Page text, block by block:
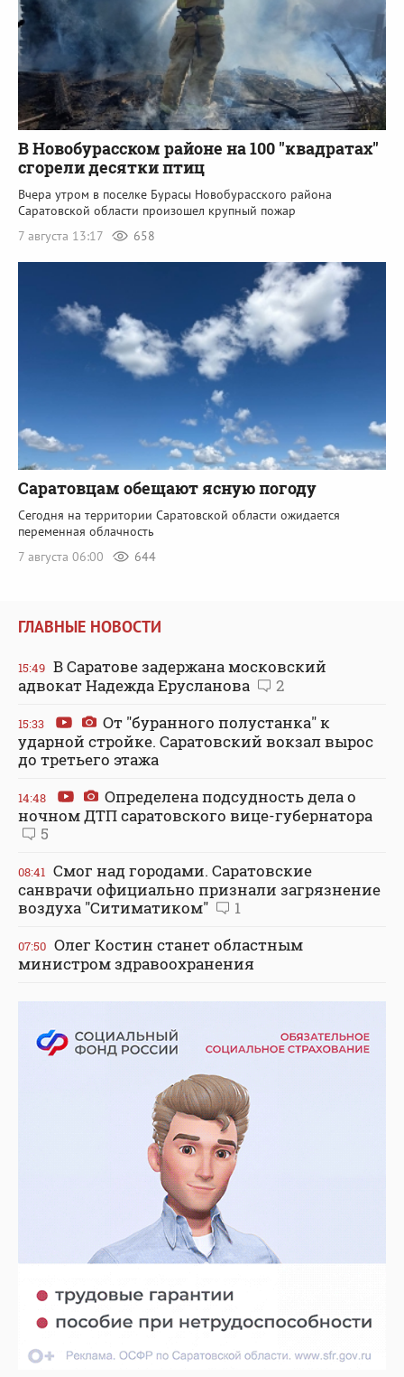
В Новобурасском районе на 100 "квадратах"
сгорели десятки птиц
Вчера утром в поселке Бурасы Новобурасского района
Саратовской области произошел крупный пожар
7 августа 13:17
658
Саратовцам обещают ясную погоду
Сегодня на территории Саратовской области ожидается
переменная облачность
7 августа 06:00
644
ГЛАВНЫЕ НОВОСТИ
15:49 В Саратове задержана московский
адвокат Надежда Ерусланова
2
15:33
От "буранного полустанка" к
ударной стройке. Саратовский вокзал вырос
до третьего этажа
14:48
Определена подсудность дела о
ночном ДТП саратовского вице-губернатора
5
08:41 Смог над городами. Саратовские
санврачи официально признали загрязнение
воздуха "Ситиматиком"
1
07:50 Олег Костин станет областным
министром здравоохранения